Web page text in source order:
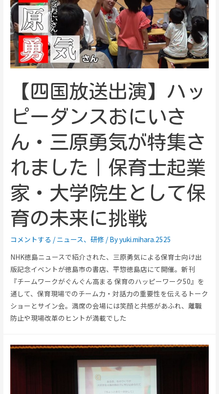
【四国放送出演】ハッ
ピーダンスおにいさ
ん・三原勇気が特集さ
れました｜保育士起業
家・大学院生として保
育の未来に挑戦
コメントする / ニュース、研修 / Byyuki.mihara.2525
NHK徳島ニュースで紹介された、三原勇気による保育士向け出
版記念イベントが徳島市の書店、平惣徳島店にて開催。新刊
『チームワークがぐんぐん高まる 保育のハッピーワーク50』を
通して、保育現場でのチーム力・対話力の重要性を伝えるトーク
ショーとサイン会。満席の会場には笑顔と共感があふれ、離職
防止や現場改革のヒントが満載でした